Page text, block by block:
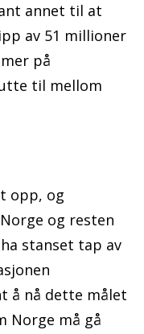
annet til at
av 51 millioner
på
til mellom
opp, og
og resten
stanset tap av
å nå dette målet
Norge må gå